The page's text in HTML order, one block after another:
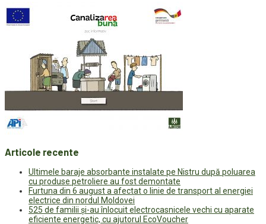
Articole recente
Ultimele baraje absorbante instalate pe Nistru după poluarea
cu produse petroliere au fost demontate
Furtuna din 6 august a afectat o linie de transport al energiei
electrice din nordul Moldovei
525 de familii și-au înlocuit electrocasnicele vechi cu aparate
eficiente energetic, cu ajutorul EcoVoucher